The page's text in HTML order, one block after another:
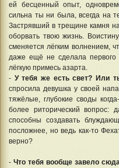
ей бесценный опыт,
сильна ты ни была, всегда на
Застрявший в трещине камня
оборвать твою жизнь.
сменяется лёгким волнением,
даже ещё не сделала
лёгкую примесь азарта.
- У тебя же есть свет? Или
спросила девушка у своей
тяжёлые, глубокие своды
более риторический вопрос:
способны создавать
посложнее, но ведь как-то
верно?
- Что тебя вообще завело